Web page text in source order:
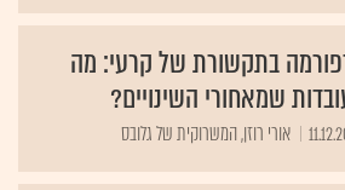
בתקשורת של קרעי: מה
שמאחורי השינויים?
אורי רוזן, המשרוקית של גלובס